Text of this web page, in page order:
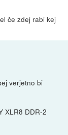
če zdej rabi kej
verjetno bi
XLR8 DDR-2